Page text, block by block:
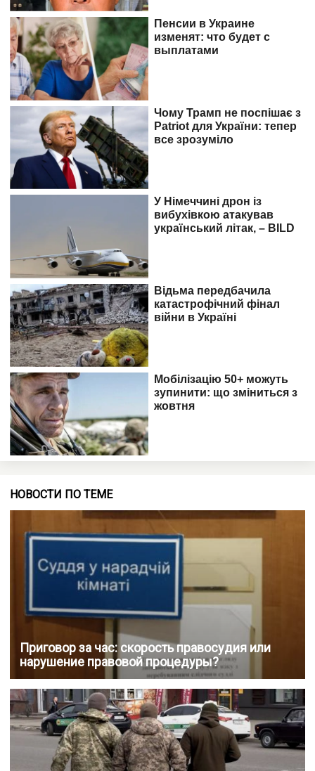
НОВОСТИ ПО ТЕМЕ
Приговор за час: скорость правосудия или
нарушение правовой процедуры?